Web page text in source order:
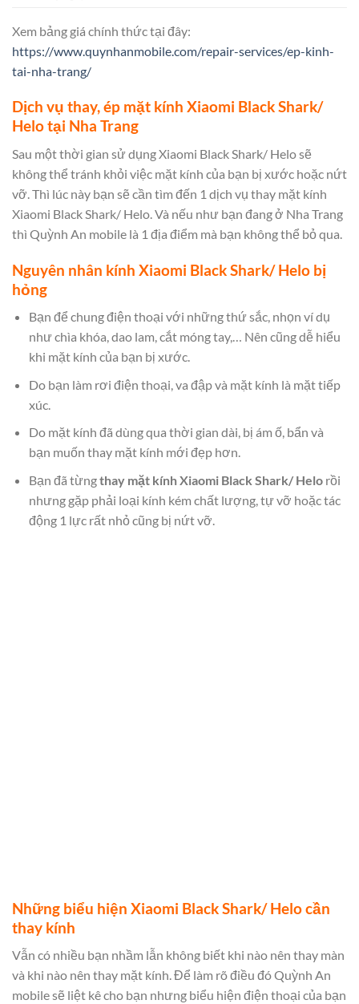
Xem bảng giá chính thức tại đây:
https://www.quynhanmobile.com/repair-services/ep-kinh-
tai-nha-trang/
Dịch vụ thay, ép mặt kính Xiaomi Black Shark/
Helo tại Nha Trang
Sau một thời gian sử dụng Xiaomi Black Shark/ Helo sẽ
không thể tránh khỏi việc mặt kính của bạn bị xước hoặc nứt
vỡ. Thì lúc này bạn sẽ cần tìm đến 1 dịch vụ thay mặt kính
Xiaomi Black Shark/ Helo. Và nếu như bạn đang ở Nha Trang
thì Quỳnh An mobile là 1 địa điểm mà bạn không thể bỏ qua.
Nguyên nhân kính Xiaomi Black Shark/ Helo bị
hỏng
Bạn để chung điện thoại với những thứ sắc, nhọn ví dụ
như chìa khóa, dao lam, cắt móng tay,… Nên cũng dễ hiểu
khi mặt kính của bạn bị xước.
Do bạn làm rơi điện thoại, va đập và mặt kính là mặt tiếp
xúc.
Do mặt kính đã dùng qua thời gian dài, bị ám ố, bẩn và
bạn muốn thay mặt kính mới đẹp hơn.
Bạn đã từngthay mặt kính Xiaomi Black Shark/ Helorồi
nhưng gặp phải loại kính kém chất lượng, tự vỡ hoặc tác
động 1 lực rất nhỏ cũng bị nứt vỡ.
Những biểu hiện Xiaomi Black Shark/ Helo cần
thay kính
Vẫn có nhiều bạn nhầm lẫn không biết khi nào nên thay màn
và khi nào nên thay mặt kính. Để làm rõ điều đó Quỳnh An
mobile sẽ liệt kê cho bạn nhưng biểu hiện điện thoại của bạn